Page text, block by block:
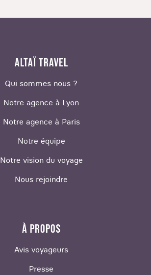
ALTAÏ TRAVEL
Qui sommes nous ?
Notre agence à Lyon
Notre agence à Paris
Notre équipe
Notre vision du voyage
Nous rejoindre
À PROPOS
Avis voyageurs
Presse